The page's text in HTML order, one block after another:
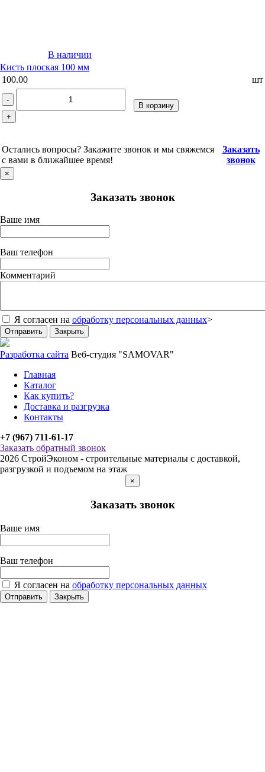
В наличии
Кисть плоская 100 мм
100.00
шт
-
+
В корзину
Остались вопросы? Закажите звонок и мы свяжемся
с вами в ближайшее время!
Заказать
звонок
×
Заказать звонок
Ваше имя
Ваш телефон
Комментарий
Я согласен на обработку персональных данных>
Отправить Закрыть
Разработка сайта Веб-студия "SAMOVAR"
Главная
Каталог
Как купить?
Доставка и разгрузка
Контакты
+7 (967) 711-61-17
Заказать обратный звонок
2026 СтройЭконом - строительные материалы с доставкой,
разгрузкой и подъемом на этаж
×
Заказать звонок
Ваше имя
Ваш телефон
Я согласен на обработку персональных данных
Отправить Закрыть